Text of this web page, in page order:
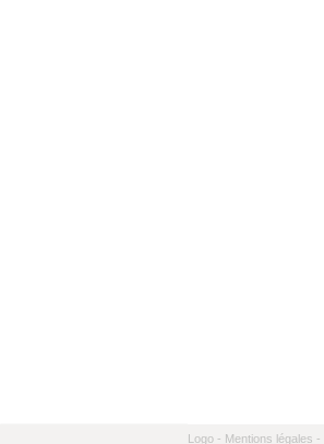
Logo - Mentions légales -